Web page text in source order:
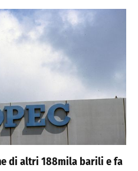
di altri 188mila barili e fa